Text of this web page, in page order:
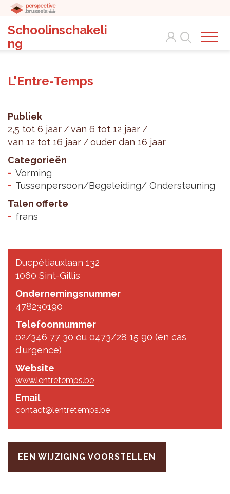
Schoolinschakeli
ng
Search
L'Entre-Temps
Publiek
2,5 tot 6 jaar
van 6 tot 12 jaar
van 12 tot 16 jaar
ouder dan 16 jaar
Categorieën
Vorming
Tussenpersoon/Begeleiding/ Ondersteuning
Talen offerte
frans
Ducpétiauxlaan 132
1060 Sint-Gillis
Ondernemingsnummer
478230190
Telefoonnummer
02/346 77 30 ou 0473/28 15 90 (en cas
d'urgence)
Website
www.lentretemps.be
Email
contact@lentretemps.be
EEN WIJZIGING VOORSTELLEN